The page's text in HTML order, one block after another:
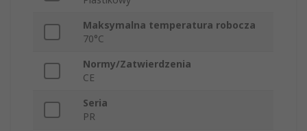
Maksymalna temperatura robocza
70°C
Normy/Zatwierdzenia
CE
Seria
PR